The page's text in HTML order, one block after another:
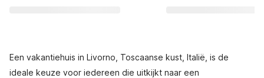
Een vakantiehuis in Livorno, Toscaanse kust, Italië, is de
ideale keuze voor iedereen die uitkijkt naar een